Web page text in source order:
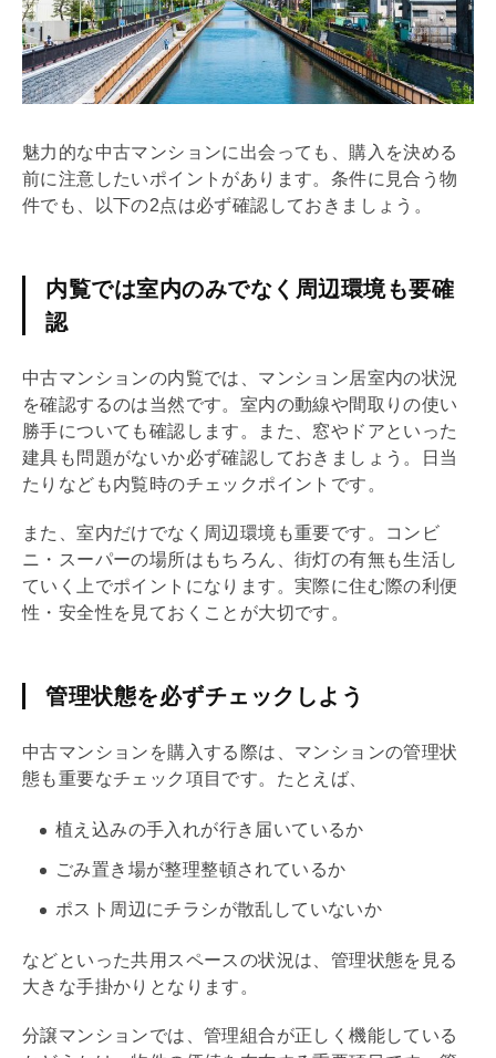
魅力的な中古マンションに出会っても、購入を決める
前に注意したいポイントがあります。条件に見合う物
件でも、以下の2点は必ず確認しておきましょう。
内覧では室内のみでなく周辺環境も要確
認
中古マンションの内覧では、マンション居室内の状況
を確認するのは当然です。室内の動線や間取りの使い
勝手についても確認します。また、窓やドアといった
建具も問題がないか必ず確認しておきましょう。日当
たりなども内覧時のチェックポイントです。
また、室内だけでなく周辺環境も重要です。コンビ
ニ・スーパーの場所はもちろん、街灯の有無も生活し
ていく上でポイントになります。実際に住む際の利便
性・安全性を見ておくことが大切です。
管理状態を必ずチェックしよう
中古マンションを購入する際は、マンションの管理状
態も重要なチェック項目です。たとえば、
植え込みの手入れが行き届いているか
ごみ置き場が整理整頓されているか
ポスト周辺にチラシが散乱していないか
などといった共用スペースの状況は、管理状態を見る
大きな手掛かりとなります。
分譲マンションでは、 管理組合が正しく機能している